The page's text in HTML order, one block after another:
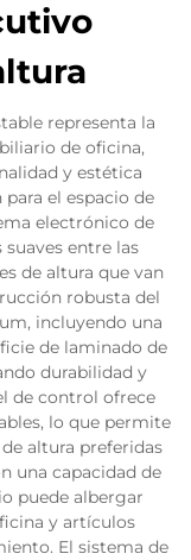
representa la
de oficina,
y estética
el espacio de
electrónico de
entre las
de altura que van
robusta del
incluyendo una
de laminado de
durabilidad y
de control ofrece
lo que permite
altura preferidas
una capacidad de
puede albergar
y artículos
El sistema de